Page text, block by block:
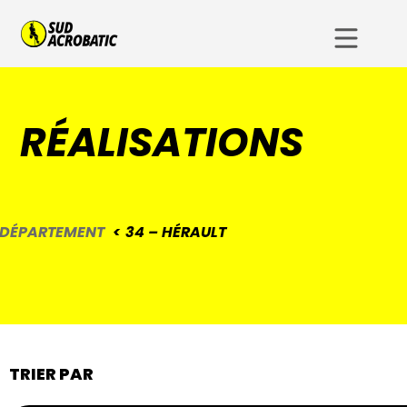
RÉALISATIONS
34 – HÉRAULT
TRIER PAR